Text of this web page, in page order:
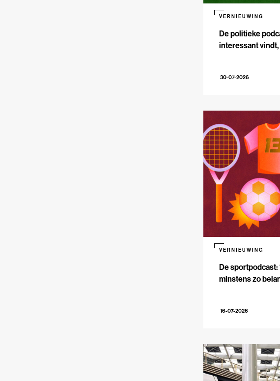
De politieke
interessant vindt,
VERNIEUWING
30-07-2026
De sportpodcast:
minstens zo
VERNIEUWING
16-07-2026